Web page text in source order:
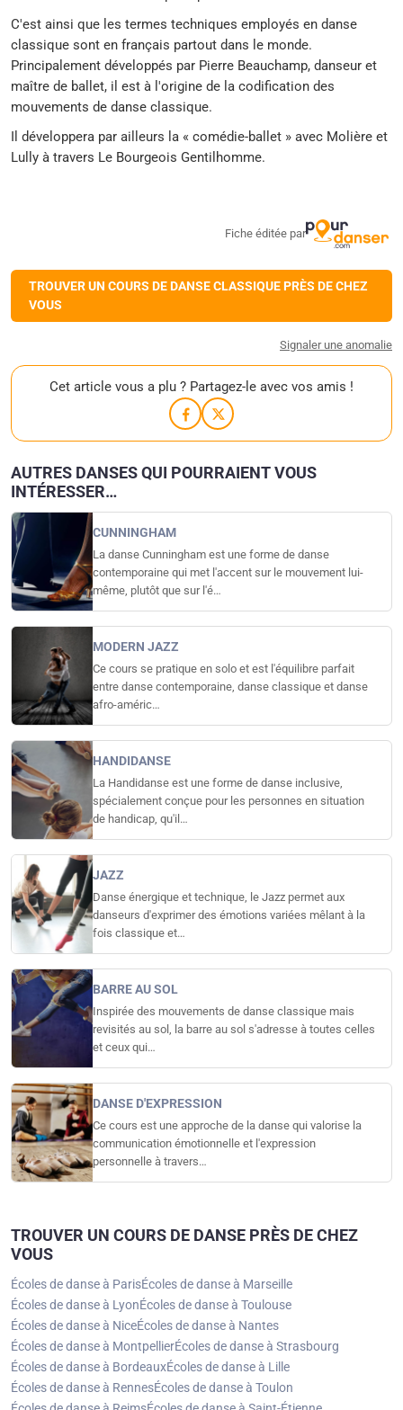
C'est ainsi que les termes techniques employés en danse
classique sont en français partout dans le monde.
Principalement développés par Pierre Beauchamp, danseur et
maître de ballet, il est à l'origine de la codification des
mouvements de danse classique.
Il développera par ailleurs la « comédie-ballet » avec Molière et
Lully à travers Le Bourgeois Gentilhomme.
Fiche éditée par
TROUVER UN COURS DE DANSE CLASSIQUE PRÈS DE CHEZ
VOUS
Signaler une anomalie
Cet article vous a plu ? Partagez-le avec vos amis !
AUTRES DANSES QUI POURRAIENT VOUS
INTÉRESSER…
CUNNINGHAM
La danse Cunningham est une forme de danse
contemporaine qui met l'accent sur le mouvement lui-
même, plutôt que sur l'é…
MODERN JAZZ
Ce cours se pratique en solo et est l'équilibre parfait
entre danse contemporaine, danse classique et danse
afro-améric…
HANDIDANSE
La Handidanse est une forme de danse inclusive,
spécialement conçue pour les personnes en situation
de handicap, qu'il…
JAZZ
Danse énergique et technique, le Jazz permet aux
danseurs d'exprimer des émotions variées mêlant à la
fois classique et…
BARRE AU SOL
Inspirée des mouvements de danse classique mais
revisités au sol, la barre au sol s'adresse à toutes celles
et ceux qui…
DANSE D'EXPRESSION
Ce cours est une approche de la danse qui valorise la
communication émotionnelle et l'expression
personnelle à travers…
TROUVER UN COURS DE DANSE PRÈS DE CHEZ
VOUS
Écoles de danse à ParisÉcoles de danse à Marseille
Écoles de danse à LyonÉcoles de danse à Toulouse
Écoles de danse à NiceÉcoles de danse à Nantes
Écoles de danse à MontpellierÉcoles de danse à Strasbourg
Écoles de danse à BordeauxÉcoles de danse à Lille
Écoles de danse à RennesÉcoles de danse à Toulon